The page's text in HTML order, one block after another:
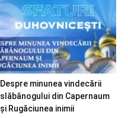
Despre minunea vindecării
slăbănogului din Capernaum
și Rugăciunea inimii